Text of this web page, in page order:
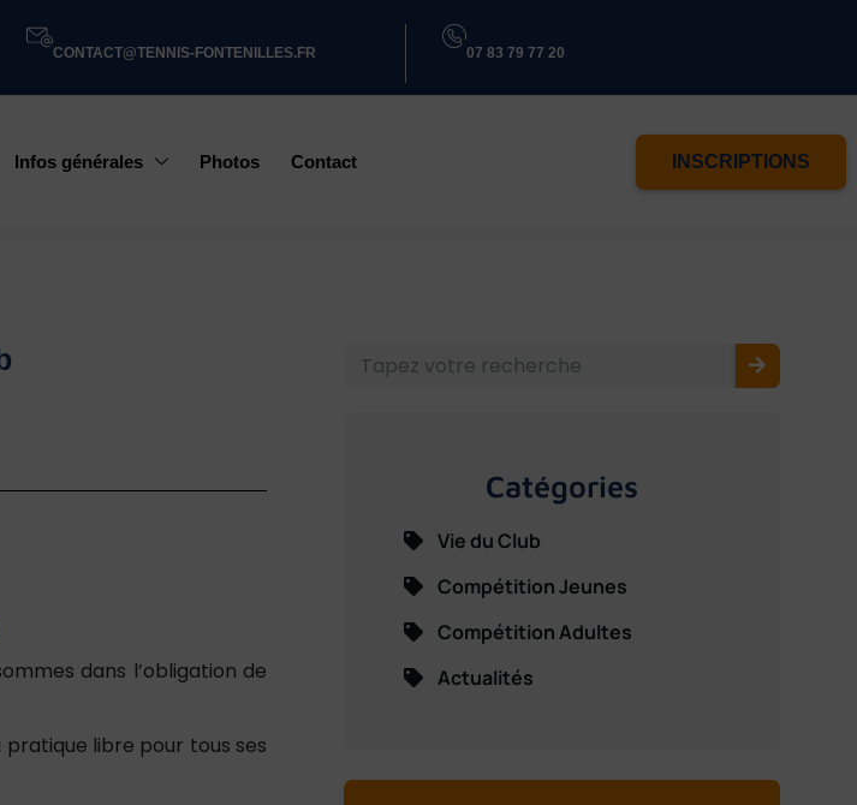
CONTACT@TENNIS-FONTENILLES.FR 07 83 79 77 20
Infos générales Photos Contact INSCRIPTIONS
dans l’obligation de
pratique libre pour tous ses
Catégories
Vie du Club
Compétition Jeunes
Compétition Adultes
Actualités